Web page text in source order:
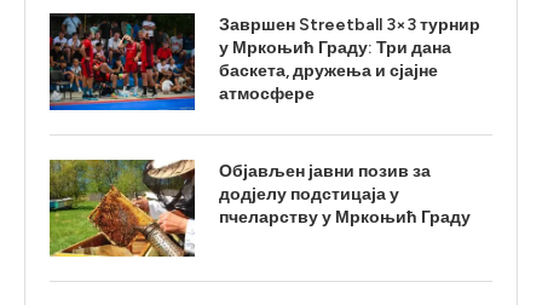
Завршен Streetball 3×3 турнир
у Мркоњић Граду: Три дана
баскета, дружења и сјајне
атмосфере
Објављен јавни позив за
додјелу подстицаја у
пчеларству у Мркоњић Граду